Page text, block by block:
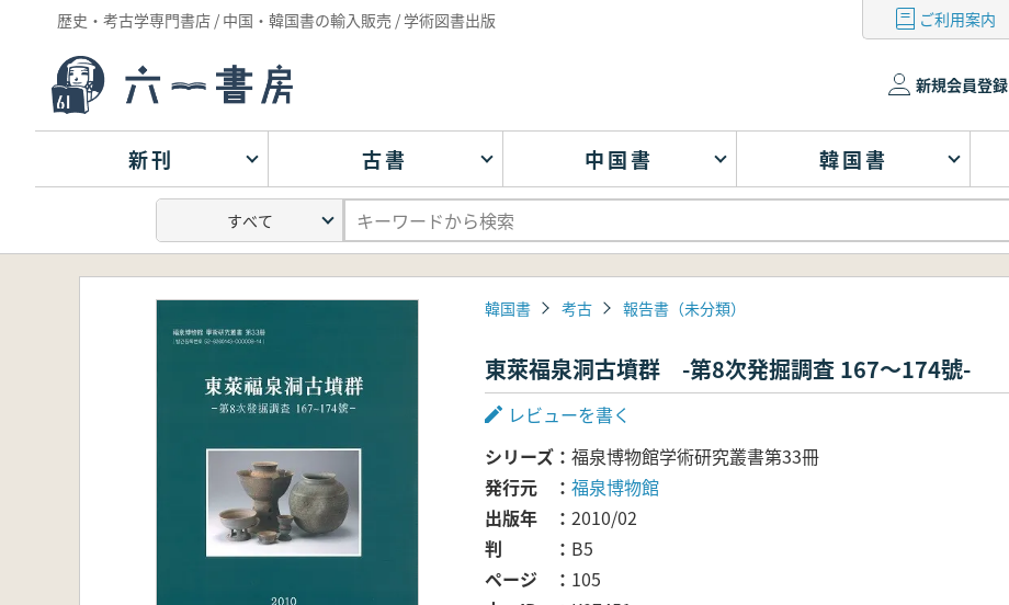
歴史・考古学専門書店 / 中国・韓国書の輸入販売 / 学術図書出版 ご利用案内
新規会員登録
新刊 古書 中国書 韓国書
韓国書 考古 報告書（未分類）
東萊福泉洞古墳群 -第8次発掘調査 167～174號-
レビューを書く
シリーズ
福泉博物館学術研究叢書第33冊
発行元
福泉博物館
出版年
2010/02
判
B5
ページ
105